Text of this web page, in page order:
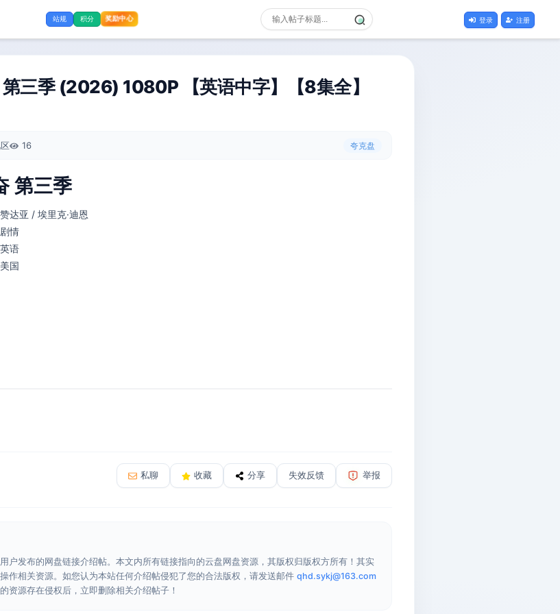
站规 积分 奖励中心 登录 注册
第三季 (2026) 1080P 【英语中字】【8集全】
16 夸克盘
第三季
赞达亚 / 埃里克·迪恩
剧情
英语
美国
私聊 收藏 分享 失效反馈 举报
户发布的网盘链接介绍帖。本文内所有链接指向的云盘网盘资源，其版权归版权方所有！其实
作相关资源。如您认为本站任何介绍帖侵犯了您的合法版权，请发送邮件 qhd.sykj@163.com
资源存在侵权后，立即删除相关介绍帖子！